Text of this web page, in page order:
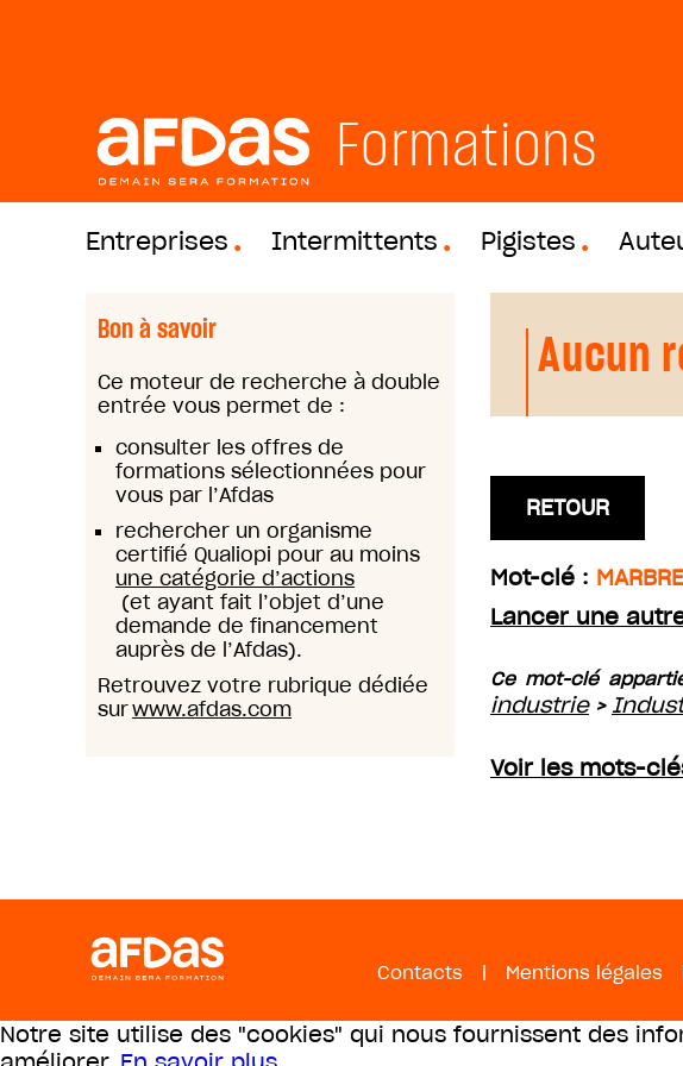
Formations
Entreprises Intermittents Pigistes
Bon à savoir
Ce moteur de recherche à double
entrée vous permet de :
consulter les offres de
formations sélectionnées pour
vous par l’Afdas
rechercher un organisme
certifié Qualiopi pour au moins
une catégorie d’actions
(et ayant fait l’objet d’une
demande de financement
auprès de l’Afdas).
Retrouvez votre rubrique dédiée
surwww.afdas.com
Aucun
RETOUR
Mot-clé :
Lancer une
Ce mot-clé
industrie>
Voir les mots-
Contacts | Mentions légales
Notre site utilise des "cookies" qui nous fournissent des